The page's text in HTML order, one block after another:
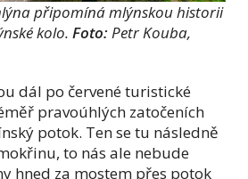
připomíná mlýnskou historii
kolo. Foto: Petr Kouba,
dál po červené turistické
pravoúhlých zatočeních
potok. Ten se tu následně
to nás ale nebude
hned za mostem přes potok